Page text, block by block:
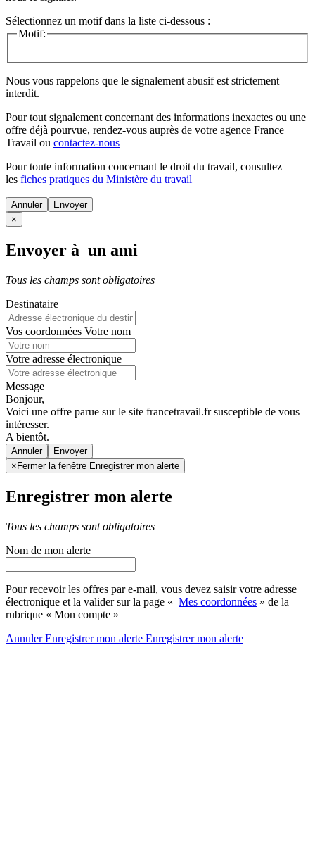
Sélectionnez un motif dans la liste ci-dessous :
Motif:
Nous vous rappelons que le signalement abusif est strictement
interdit.
Pour tout signalement concernant des informations inexactes ou une
offre déjà pourvue, rendez-vous auprès de votre agence France
Travail ou contactez-nous
Pour toute information concernant le droit du travail, consultez
les fiches pratiques du Ministère du travail
Annuler
×
Envoyer à un ami
Tous les champs sont obligatoires
Destinataire
Vos coordonnées Votre nom
Votre adresse électronique
Message
Bonjour,
Voici une offre parue sur le site francetravail.fr susceptible de vous
intéresser.
A bientôt.
Annuler
× Fermer la fenêtre Enregistrer mon alerte
Enregistrer mon alerte
Tous les champs sont obligatoires
Nom de mon alerte
Pour recevoir les offres par e-mail, vous devez saisir votre adresse
électronique et la valider sur la page « Mes coordonnées » de la
rubrique « Mon compte »
AnnulerEnregistrer mon alerte Enregistrermon alerte